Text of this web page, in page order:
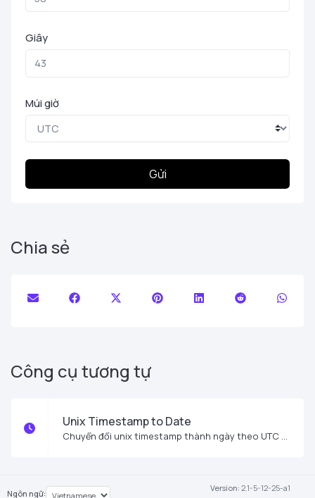
Giây
Múi giờ
Gửi
Chia sẻ
Công cụ tương tự
Unix Timestamp to Date
Chuyển đổi unix timestamp thành ngày theo UTC và múi giờ địa phương của bạn.
Ngôn ngữ: Version: 2.1-5-12-25-a1